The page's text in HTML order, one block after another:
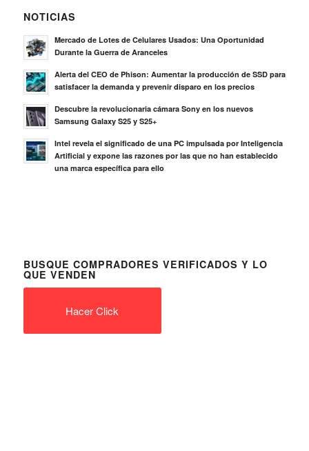
NOTICIAS
Mercado de Lotes de Celulares Usados: Una Oportunidad
Durante la Guerra de Aranceles
Alerta del CEO de Phison: Aumentar la producción de SSD para
satisfacer la demanda y prevenir disparo en los precios
Descubre la revolucionaria cámara Sony en los nuevos
Samsung Galaxy S25 y S25+
Intel revela el significado de una PC impulsada por Inteligencia
Artificial y expone las razones por las que no han establecido
una marca específica para ello
BUSQUE COMPRADORES VERIFICADOS Y LO
QUE VENDEN
Hacer Click